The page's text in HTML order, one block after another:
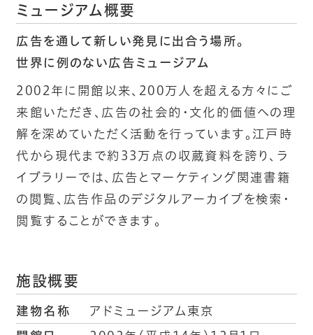
ミュージアム概要
広告を通して新しい発見に出合う場所。
世界に例のない広告ミュージアム
2002年に開館以来、200万人を超える方々にご
来館いただき、広告の社会的・文化的価値への理
解を深めていただく活動を行っています。江戸時
代から現代まで約33万点の収蔵資料を誇り、ラ
イブラリーでは、広告とマーケティング関連書籍
の閲覧、広告作品のデジタルアーカイブを検索・
閲覧することができます。
施設概要
建物名称
アドミュージアム東京